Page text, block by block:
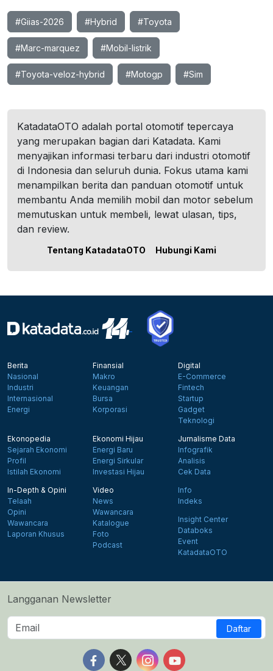
#Giias-2026 #Hybrid #Toyota
#Marc-marquez #Mobil-listrik
#Toyota-veloz-hybrid #Motogp #Sim
KatadataOTO adalah portal otomotif tepercaya
yang merupakan bagian dari Katadata. Kami
menyajikan informasi terbaru dari industri otomotif
di Indonesia dan seluruh dunia. Fokus utama kami
menampilkan berita dan panduan otomotif untuk
membantu Anda memilih mobil dan motor sebelum
memutuskan untuk membeli, lewat ulasan, tips,
dan review.
Tentang KatadataOTO Hubungi Kami
Berita
Nasional
Industri
Internasional
Energi
Finansial
Makro
Keuangan
Bursa
Korporasi
Digital
E-Commerce
Fintech
Startup
Gadget
Teknologi
Ekonopedia
Sejarah Ekonomi
Profil
Istilah Ekonomi
Ekonomi Hijau
Energi Baru
Energi Sirkular
Investasi Hijau
Jurnalisme Data
Infografik
Analisis
Cek Data
In-Depth & Opini
Telaah
Opini
Wawancara
Laporan Khusus
Video
News
Wawancara
Katalogue
Foto
Podcast
Info
Indeks
Insight Center
Databoks
Event
KatadataOTO
Langganan Newsletter
Daftar
Follow us on Facebook
Follow us on X
Follow us on Instagram
Follow us on